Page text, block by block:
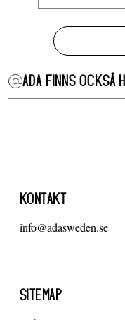
ADA FINNS OCKSÅ
KONTAKT
info@adasweden.se
SITEMAP